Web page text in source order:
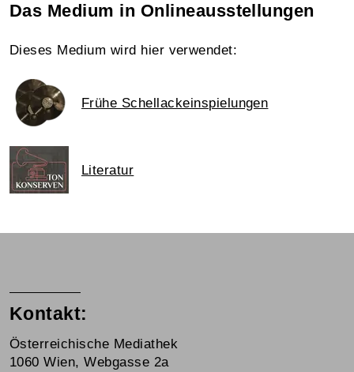
Das Medium in Onlineausstellungen
Dieses Medium wird hier verwendet:
Frühe Schellackeinspielungen
Literatur
Kontakt:
Österreichische Mediathek
1060 Wien, Webgasse 2a